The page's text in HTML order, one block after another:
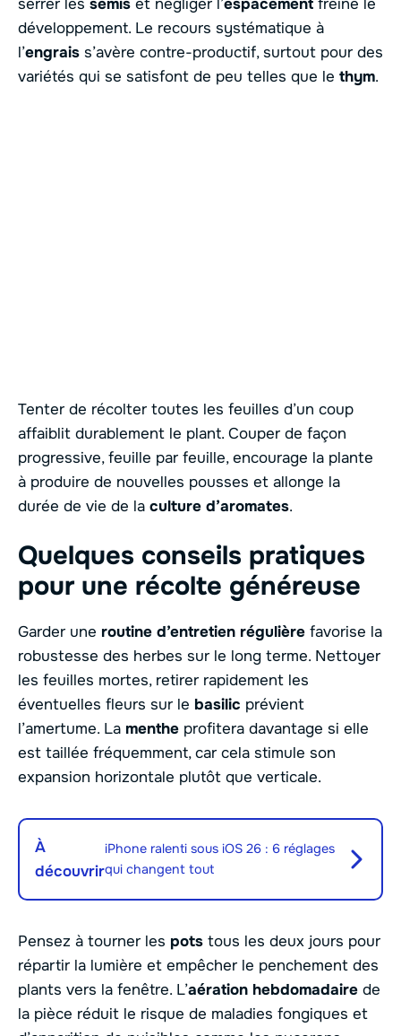
serrer les semis et négliger l’espacement freine le
développement. Le recours systématique à
l’engrais s’avère contre-productif, surtout pour des
variétés qui se satisfont de peu telles que le thym.
Tenter de récolter toutes les feuilles d’un coup
affaiblit durablement le plant. Couper de façon
progressive, feuille par feuille, encourage la plante
à produire de nouvelles pousses et allonge la
durée de vie de la culture d’aromates.
Quelques conseils pratiques
pour une récolte généreuse
Garder une routine d’entretien régulière favorise la
robustesse des herbes sur le long terme. Nettoyer
les feuilles mortes, retirer rapidement les
éventuelles fleurs sur le basilic prévient
l’amertume. La menthe profitera davantage si elle
est taillée fréquemment, car cela stimule son
expansion horizontale plutôt que verticale.
À
découvrir
iPhone ralenti sous iOS 26 : 6 réglages
qui changent tout
Pensez à tourner les pots tous les deux jours pour
répartir la lumière et empêcher le penchement des
plants vers la fenêtre. L’aération hebdomadaire de
la pièce réduit le risque de maladies fongiques et